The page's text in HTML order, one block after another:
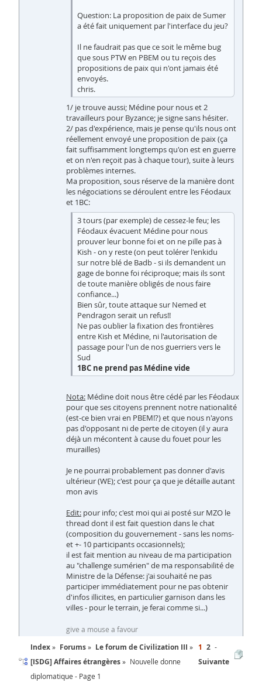
Question: La proposition de paix de Sumer
a été fait uniquement par l'interface du jeu?
Il ne faudrait pas que ce soit le même bug
que sous PTW en PBEM ou tu reçois des
propositions de paix qui n'ont jamais été
envoyés.
chris.
1/ je trouve aussi; Médine pour nous et 2
travailleurs pour Byzance; je signe sans hésiter.
2/ pas d'expérience, mais je pense qu'ils nous ont
réellement envoyé une proposition de paix (ça
fait suffisamment longtemps qu'on est en guerre
et on n'en reçoit pas à chaque tour), suite à leurs
problèmes internes.
Ma proposition, sous réserve de la manière dont
les négociations se déroulent entre les Féodaux
et 1BC:
3 tours (par exemple) de cessez-le feu; les
Féodaux évacuent Médine pour nous
prouver leur bonne foi et on ne pille pas à
Kish - on y reste (on peut tolérer l'enkidu
sur notre blé de Badb - si ils demandent un
gage de bonne foi réciproque; mais ils sont
de toute manière obligés de nous faire
confiance...)
Bien sûr, toute attaque sur Nemed et
Pendragon serait un refus!!
Ne pas oublier la fixation des frontières
entre Kish et Médine, ni l'autorisation de
passage pour l'un de nos guerriers vers le
Sud
1BC ne prend pas Médine vide
Nota: Médine doit nous être cédé par les Féodaux
pour que ses citoyens prennent notre nationalité
(est-ce bien vrai en PBEM!?) et que nous n'ayons
pas d'opposant ni de perte de citoyen (il y aura
déjà un mécontent à cause du fouet pour les
murailles)
Je ne pourrai probablement pas donner d'avis
ultérieur (WE); c'est pour ça que je détaille autant
mon avis
Edit: pour info; c'est moi qui ai posté sur MZO le
thread dont il est fait question dans le chat
(composition du gouvernement - sans les noms-
et +- 10 participants occasionnels);
il est fait mention au niveau de ma participation
au "challenge sumérien" de ma responsabilité de
Ministre de la Défense: j'ai souhaité ne pas
participer immédiatement pour ne pas obtenir
d'infos illicites, en particulier garnison dans les
villes - pour le terrain, je ferai comme si...)
give a mouse a favour
Index Forums
Le forum de Civilization III
[ISDG] Affaires étrangères
Nouvelle donne
diplomatique - Page 1
1 2
Suivante